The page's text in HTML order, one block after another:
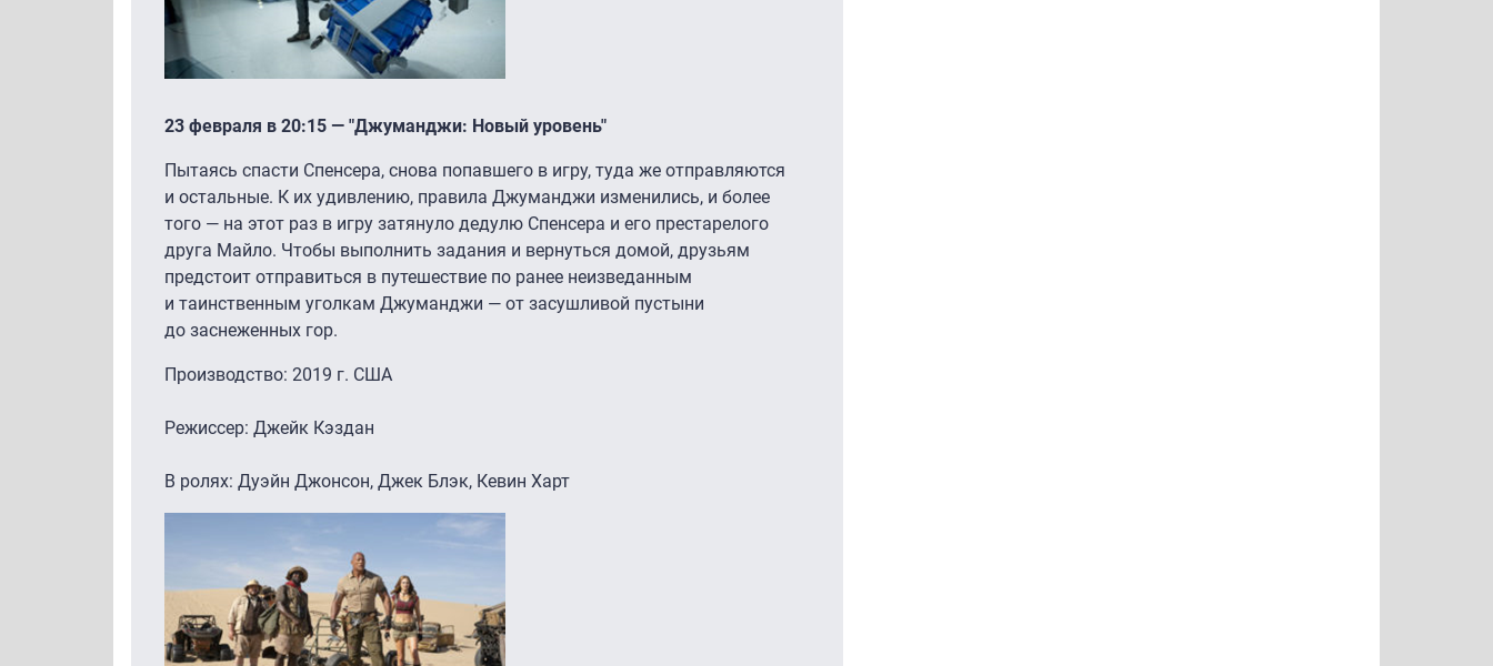
23 февраля в 20:15 — "Джуманджи: Новый уровень"
Пытаясь спасти Спенсера, снова попавшего в игру, туда же отправляются
и остальные. К их удивлению, правила Джуманджи изменились, и более
того — на этот раз в игру затянуло дедулю Спенсера и его престарелого
друга Майло. Чтобы выполнить задания и вернуться домой, друзьям
предстоит отправиться в путешествие по ранее неизведанным
и таинственным уголкам Джуманджи — от засушливой пустыни
до заснеженных гор.
Производство: 2019 г. США
Режиссер: Джейк Кэздан
В ролях: Дуэйн Джонсон, Джек Блэк, Кевин Харт